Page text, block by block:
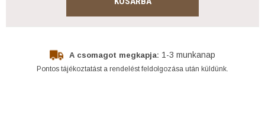
A csomagot megkapja: 1-3 munkanap
Pontos tájékoztatást a rendelést feldolgozása után küldünk.